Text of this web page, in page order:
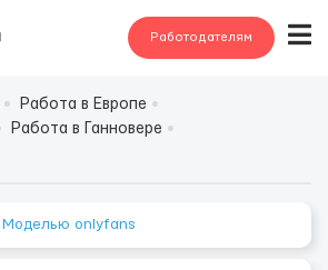
Работодателям
Работа в Европе
Работа в Ганновере
onlyfans